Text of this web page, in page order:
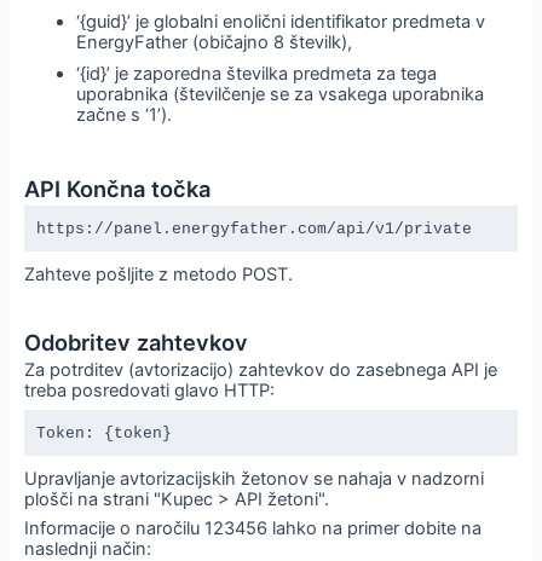
‘{guid}’ je globalni enolični identifikator predmeta v
EnergyFather (običajno 8 številk),
‘{id}’ je zaporedna številka predmeta za tega
uporabnika (številčenje se za vsakega uporabnika
začne s ‘1’).
API Končna točka
https://panel.energyfather.com/api/v1/private
Zahteve pošljite z metodo POST.
Odobritev zahtevkov
Za potrditev (avtorizacijo) zahtevkov do zasebnega API je
treba posredovati glavo HTTP:
Token: {token}
Upravljanje avtorizacijskih žetonov se nahaja v nadzorni
plošči na strani "Kupec > API žetoni".
Informacije o naročilu 123456 lahko na primer dobite na
naslednji način: